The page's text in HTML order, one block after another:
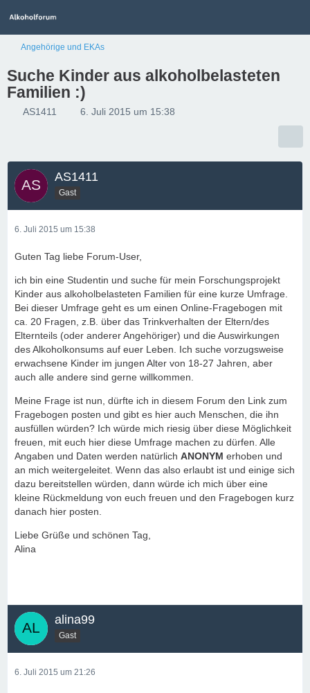
Angehörige und EKAs
Suche Kinder aus alkoholbelasteten
Familien :)
AS1411 6. Juli 2015 um 15:38
AS1411
Gast
6. Juli 2015 um 15:38
Guten Tag liebe Forum-User,
ich bin eine Studentin und suche für mein Forschungsprojekt
Kinder aus alkoholbelasteten Familien für eine kurze Umfrage.
Bei dieser Umfrage geht es um einen Online-Fragebogen mit
ca. 20 Fragen, z.B. über das Trinkverhalten der Eltern/des
Elternteils (oder anderer Angehöriger) und die Auswirkungen
des Alkoholkonsums auf euer Leben. Ich suche vorzugsweise
erwachsene Kinder im jungen Alter von 18-27 Jahren, aber
auch alle andere sind gerne willkommen.
Meine Frage ist nun, dürfte ich in diesem Forum den Link zum
Fragebogen posten und gibt es hier auch Menschen, die ihn
ausfüllen würden? Ich würde mich riesig über diese Möglichkeit
freuen, mit euch hier diese Umfrage machen zu dürfen. Alle
Angaben und Daten werden natürlich ANONYM erhoben und
an mich weitergeleitet. Wenn das also erlaubt ist und einige sich
dazu bereitstellen würden, dann würde ich mich über eine
kleine Rückmeldung von euch freuen und den Fragebogen kurz
danach hier posten.
Liebe Grüße und schönen Tag,
Alina
alina99
Gast
6. Juli 2015 um 21:26